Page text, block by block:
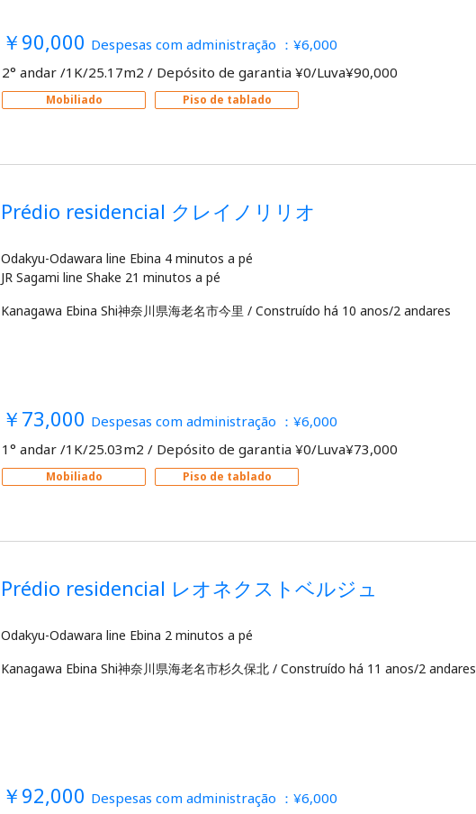
￥90,000 Despesas com administração ：¥6,000
2° andar /1K/25.17m2 / Depósito de garantia ¥0/Luva¥90,000
Mobiliado Piso de tablado
Prédio residencial クレイノリリオ
Odakyu-Odawara line Ebina 4 minutos a pé
Kanagawa Ebina Shi神奈川県海老名市今里 / Construído há 10 anos/2 andares
￥73,000 Despesas com administração ：¥6,000
1° andar /1K/25.03m2 / Depósito de garantia ¥0/Luva¥73,000
Mobiliado Piso de tablado
Prédio residencial レオネクストベルジュ
Kanagawa Ebina Shi神奈川県海老名市杉久保北 / Construído há 11 anos/2 andares
￥92,000 Despesas com administração ：¥6,000